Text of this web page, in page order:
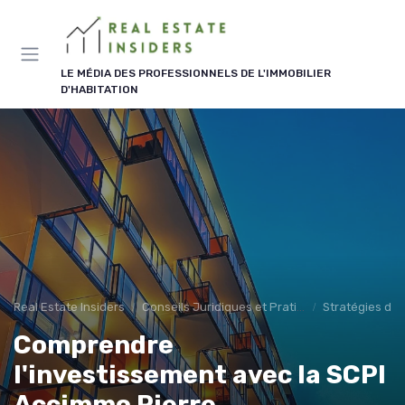
LE MÉDIA DES PROFESSIONNELS DE L'IMMOBILIER
D'HABITATION
Real Estate Insiders Conseils Juridiques et Pratiques Stratégies
Comprendre
l'investissement avec la SCPI